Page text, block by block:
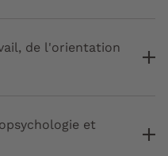
de l'orientation
et